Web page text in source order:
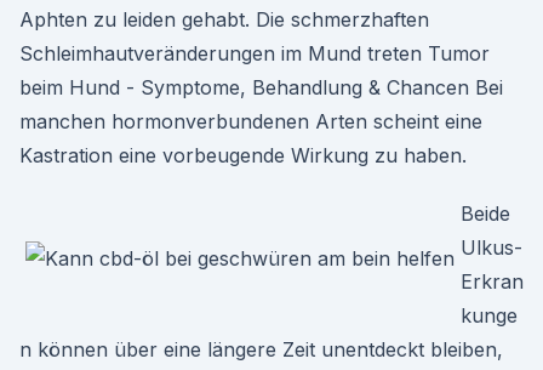
Aphten zu leiden gehabt. Die schmerzhaften
Schleimhautveränderungen im Mund treten Tumor
beim Hund - Symptome, Behandlung & Chancen Bei
manchen hormonverbundenen Arten scheint eine
Kastration eine vorbeugende Wirkung zu haben.
Beide
Ulkus-
Erkran
kunge
n können über eine längere Zeit unentdeckt bleiben,